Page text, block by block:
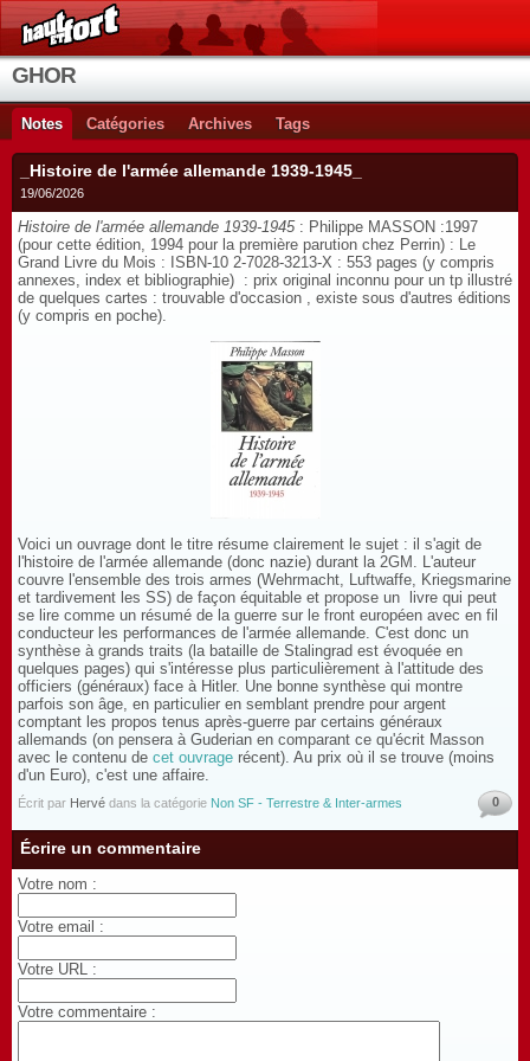
GHOR
Notes Catégories Archives Tags
_Histoire de l'armée allemande 1939-1945_
19/06/2026
Histoire de l'armée allemande 1939-1945: Philippe MASSON :1997
(pour cette édition, 1994 pour la première parution chez Perrin) : Le
Grand Livre du Mois : ISBN-10 2-7028-3213-X : 553 pages (y compris
annexes, index et bibliographie) : prix original inconnu pour un tp illustré
de quelques cartes : trouvable d'occasion , existe sous d'autres éditions
(y compris en poche).
Voici un ouvrage dont le titre résume clairement le sujet : il s'agit de
l'histoire de l'armée allemande (donc nazie) durant la 2GM. L'auteur
couvre l'ensemble des trois armes (Wehrmacht, Luftwaffe, Kriegsmarine
et tardivement les SS) de façon équitable et propose un livre qui peut
se lire comme un résumé de la guerre sur le front européen avec en fil
conducteur les performances de l'armée allemande. C'est donc un
synthèse à grands traits (la bataille de Stalingrad est évoquée en
quelques pages) qui s'intéresse plus particulièrement à l'attitude des
officiers (généraux) face à Hitler. Une bonne synthèse qui montre
parfois son âge, en particulier en semblant prendre pour argent
comptant les propos tenus après-guerre par certains généraux
allemands (on pensera à Guderian en comparant ce qu'écrit Masson
avec le contenu de cet ouvrage récent). Au prix où il se trouve (moins
d'un Euro), c'est une affaire.
Écrit par Hervé dans la catégorie Non SF - Terrestre & Inter-armes 0
Écrire un commentaire
Votre nom :
Votre email :
Votre URL :
Votre commentaire :